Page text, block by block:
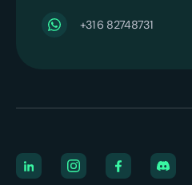
‪+31 6 82748731‬